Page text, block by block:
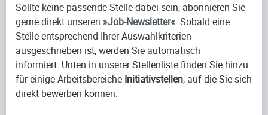
Sollte keine passende Stelle dabei sein, abonnieren Sie
gerne direkt unseren Job-Newsletter . Sobald eine
Stelle entsprechend Ihrer Auswahlkriterien
ausgeschrieben ist, werden Sie automatisch
informiert. Unten in unserer Stellenliste finden Sie hinzu
für einige Arbeitsbereiche Initiativstellen, auf die Sie sich
direkt bewerben können.